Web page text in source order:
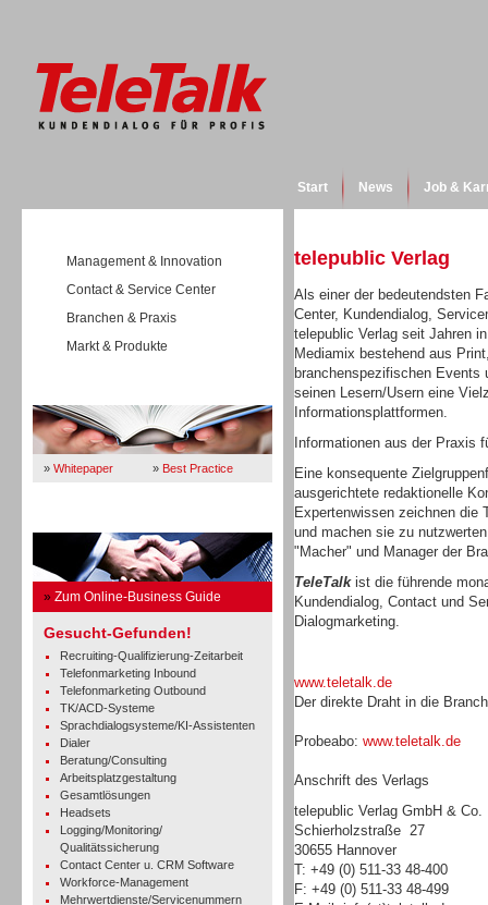
Start News Job &
Management & Innovation
Contact & Service Center
Branchen & Praxis
Markt & Produkte
» Whitepaper » Best Practice
» Zum Online-Business Guide
Gesucht-Gefunden!
Recruiting-Qualifizierung-Zeitarbeit
Telefonmarketing Inbound
Telefonmarketing Outbound
TK/ACD-Systeme
Sprachdialogsysteme/KI-Assistenten
Dialer
Beratung/Consulting
Arbeitsplatzgestaltung
Gesamtlösungen
Headsets
Logging/Monitoring/
Qualitätssicherung
Contact Center u. CRM Software
Workforce-Management
Mehrwertdienste/Servicenummern
telepublic Verlag
Als einer der bedeutendsten
Center, Kundendialog,
telepublic Verlag seit Jahren
Mediamix bestehend aus
branchenspezifischen Events
seinen Lesern/Usern eine
Informationsplattformen.
Informationen aus der Praxis
Eine konsequente
ausgerichtete redaktionelle
Expertenwissen zeichnen die
und machen sie zu
"Macher" und Manager der
TeleTalkist die führende
Kundendialog, Contact und
Dialogmarketing.
www.teletalk.de
Der direkte Draht in die
Probeabo: www.teletalk.de
Anschrift des Verlags
telepublic Verlag GmbH & Co.
Schierholzstraße 27
30655 Hannover
T: +49 (0) 511-33 48-400
F: +49 (0) 511-33 48-499